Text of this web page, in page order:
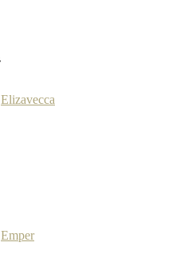
Elizavecca
Emper